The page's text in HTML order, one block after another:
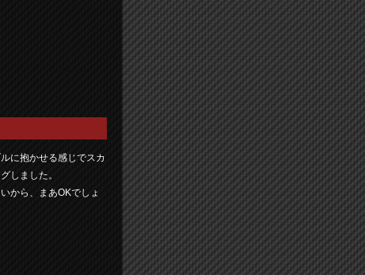
に抱かせる感じでスカ
しました。
から、まあOKでしょ